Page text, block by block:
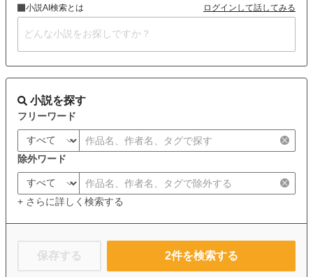
小説AI検索とは ログインして話してみる
小説を探す
フリーワード
除外ワード
+ さらに詳しく検索する
保存する 2件を検索する